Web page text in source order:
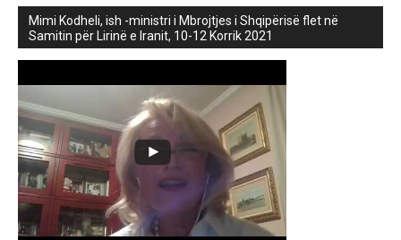
Mimi Kodheli, ish -ministri i Mbrojtjes i Shqipërisë flet në
Samitin për Lirinë e Iranit, 10-12 Korrik 2021